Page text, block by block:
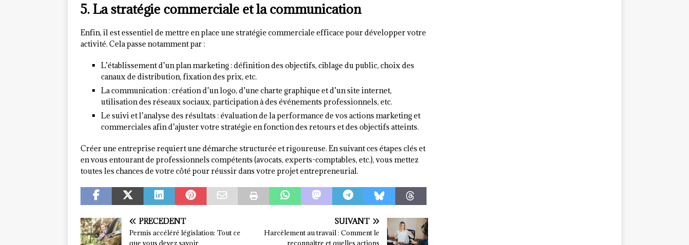
5. La stratégie commerciale et la communication
Enfin, il est essentiel de mettre en place une stratégie commerciale efficace pour développer votre
activité. Cela passe notamment par :
L’établissement d’un plan marketing : définition des objectifs, ciblage du public, choix des
canaux de distribution, fixation des prix, etc.
La communication : création d’un logo, d’une charte graphique et d’un site internet,
utilisation des réseaux sociaux, participation à des événements professionnels, etc.
Le suivi et l’analyse des résultats : évaluation de la performance de vos actions marketing et
commerciales afin d’ajuster votre stratégie en fonction des retours et des objectifs atteints.
Créer une entreprise requiert une démarche structurée et rigoureuse. En suivant ces étapes clés et
en vous entourant de professionnels compétents (avocats, experts-comptables, etc.), vous mettez
toutes les chances de votre côté pour réussir dans votre projet entrepreneurial.
PRÉCÉDENT
Permis accéléré législation: Tout ce
que vous devez savoir
SUIVANT
Harcèlement au travail : Comment le
reconnaître et quelles actions